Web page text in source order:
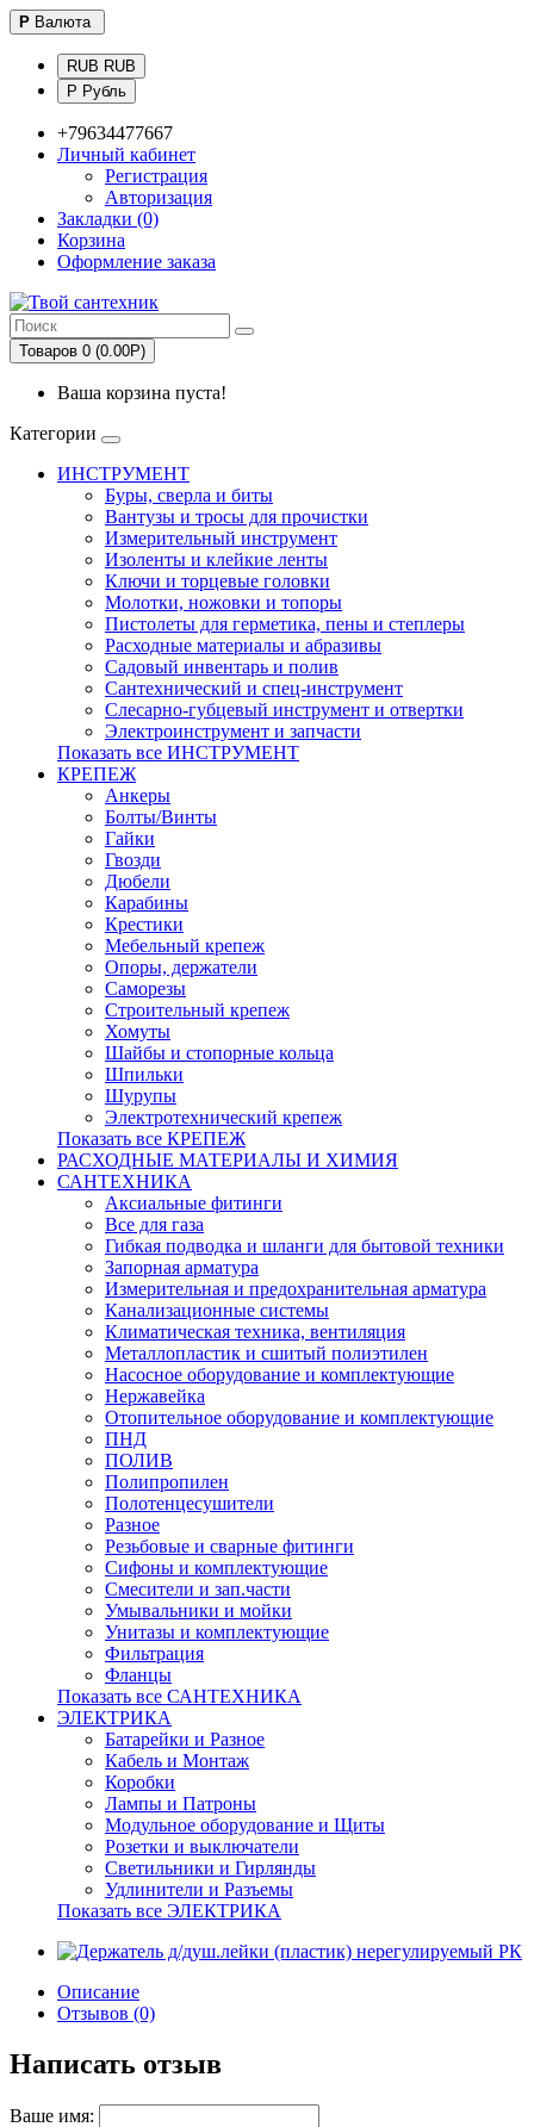
Р Валюта
RUB RUB
Р Рубль
+79634477667
Личный кабинет
Регистрация
Авторизация
Закладки (0)
Корзина
Оформление заказа
Товаров 0 (0.00Р)
Ваша корзина пуста!
Категории
ИНСТРУМЕНТ
Буры, сверла и биты
Вантузы и тросы для прочистки
Измерительный инструмент
Изоленты и клейкие ленты
Ключи и торцевые головки
Молотки, ножовки и топоры
Пистолеты для герметика, пены и степлеры
Расходные материалы и абразивы
Садовый инвентарь и полив
Сантехнический и спец-инструмент
Слесарно-губцевый инструмент и отвертки
Электроинструмент и запчасти
Показать все ИНСТРУМЕНТ
КРЕПЕЖ
Анкеры
Болты/Винты
Гайки
Гвозди
Дюбели
Карабины
Крестики
Мебельный крепеж
Опоры, держатели
Саморезы
Строительный крепеж
Хомуты
Шайбы и стопорные кольца
Шпильки
Шурупы
Электротехнический крепеж
Показать все КРЕПЕЖ
РАСХОДНЫЕ МАТЕРИАЛЫ И ХИМИЯ
САНТЕХНИКА
Аксиальные фитинги
Все для газа
Гибкая подводка и шланги для бытовой техники
Запорная арматура
Измерительная и предохранительная арматура
Канализационные системы
Климатическая техника, вентиляция
Металлопластик и сшитый полиэтилен
Насосное оборудование и комплектующие
Нержавейка
Отопительное оборудование и комплектующие
ПНД
ПОЛИВ
Полипропилен
Полотенцесушители
Разное
Резьбовые и сварные фитинги
Сифоны и комплектующие
Смесители и зап.части
Умывальники и мойки
Унитазы и комплектующие
Фильтрация
Фланцы
Показать все САНТЕХНИКА
ЭЛЕКТРИКА
Батарейки и Разное
Кабель и Монтаж
Коробки
Лампы и Патроны
Модульное оборудование и Щиты
Розетки и выключатели
Светильники и Гирлянды
Удлинители и Разъемы
Показать все ЭЛЕКТРИКА
Описание
Отзывов (0)
Написать отзыв
Ваше имя: